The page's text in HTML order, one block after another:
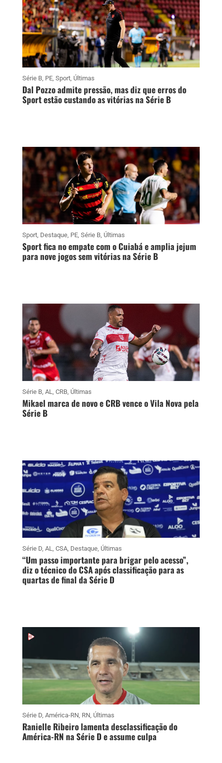
Série B, PE, Sport, Últimas
Dal Pozzo admite pressão, mas diz que erros do
Sport estão custando as vitórias na Série B
Sport, Destaque, PE, Série B, Últimas
Sport fica no empate com o Cuiabá e amplia jejum
para nove jogos sem vitórias na Série B
Série B, AL, CRB, Últimas
Mikael marca de novo e CRB vence o Vila Nova pela
Série B
Série D, AL, CSA, Destaque, Últimas
“Um passo importante para brigar pelo acesso”,
diz o técnico do CSA após classificação para as
quartas de final da Série D
Série D, América-RN, RN, Últimas
Ranielle Ribeiro lamenta desclassificação do
América-RN na Série D e assume culpa